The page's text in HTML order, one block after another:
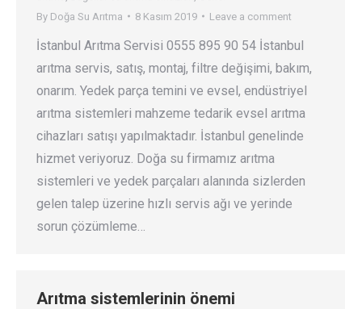
By Doğa Su Arıtma 8 Kasım 2019 Leave a comment
İstanbul Arıtma Servisi 0555 895 90 54 İstanbul
arıtma servis, satış, montaj, filtre değişimi, bakım,
onarım. Yedek parça temini ve evsel, endüstriyel
arıtma sistemleri mahzeme tedarik evsel arıtma
cihazları satışı yapılmaktadır. İstanbul genelinde
hizmet veriyoruz. Doğa su firmamız arıtma
sistemleri ve yedek parçaları alanında sizlerden
gelen talep üzerine hızlı servis ağı ve yerinde
sorun çözümleme…
Arıtma sistemlerinin önemi